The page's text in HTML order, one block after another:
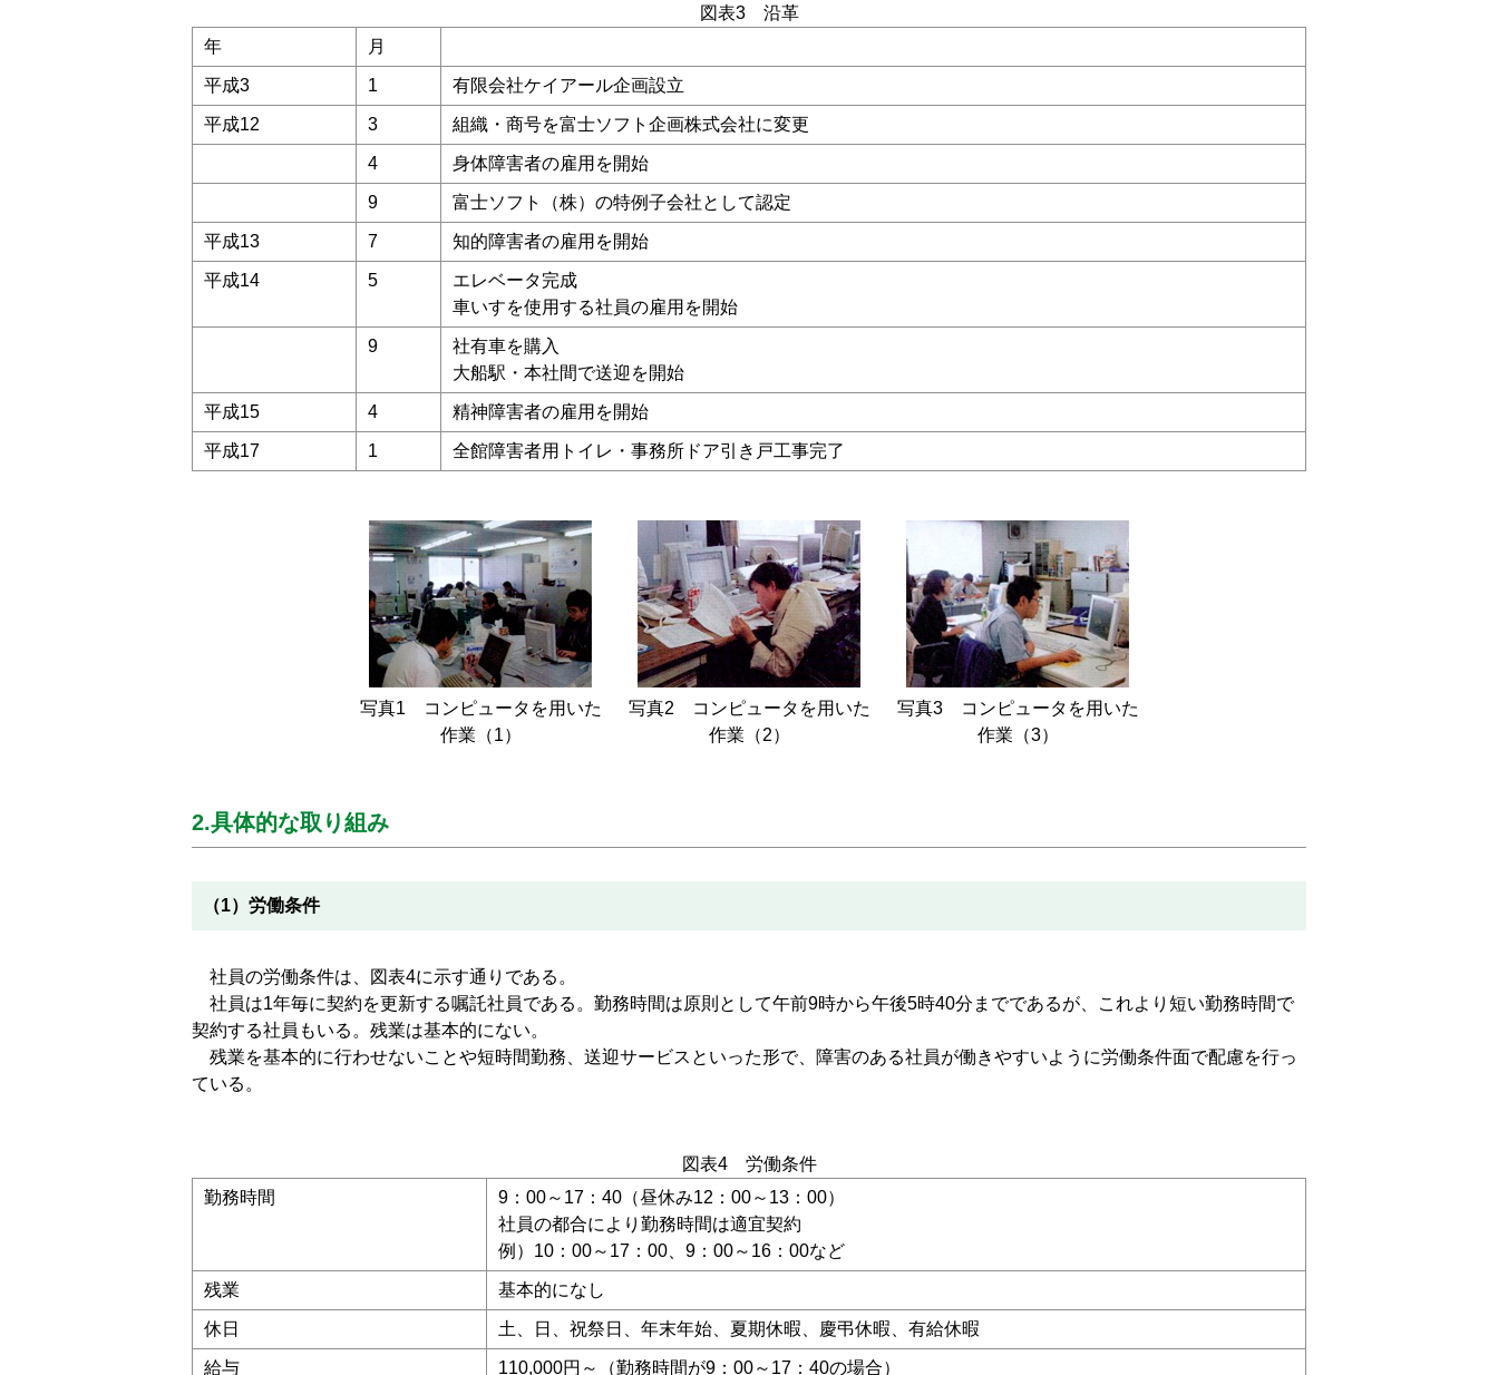
図表3 沿革
年
月
平成3 1 有限会社ケイアール企画設立
平成12 3 組織・商号を富士ソフト企画株式会社に変更
4 身体障害者の雇用を開始
9 富士ソフト（株）の特例子会社として認定
平成13 7 知的障害者の雇用を開始
平成14 5
エレベータ完成
車いすを使用する社員の雇用を開始
9
社有車を購入
大船駅・本社間で送迎を開始
平成15 4 精神障害者の雇用を開始
平成17 1 全館障害者用トイレ・事務所ドア引き戸工事完了
写真1 コンピュータを用いた
作業（1）
写真2 コンピュータを用いた
作業（2）
写真3 コンピュータを用いた
作業（3）
2.具体的な取り組み
（1）労働条件
社員の労働条件は、図表4に示す通りである。
社員は1年毎に契約を更新する嘱託社員である。勤務時間は原則として午前9時から午後5時40分までであるが、これより短い勤務時間で
契約する社員もいる。残業は基本的にない。
残業を基本的に行わせないことや短時間勤務、送迎サービスといった形で、障害のある社員が働きやすいように労働条件面で配慮を行っ
ている。
図表4 労働条件
勤務時間
9：00～17：40（昼休み12：00～13：00）
社員の都合により勤務時間は適宜契約
例）10：00～17：00、9：00～16：00など
残業 基本的になし
休日 土、日、祝祭日、年末年始、夏期休暇、慶弔休暇、有給休暇
給与 110,000円～（勤務時間が9：00～17：40の場合）